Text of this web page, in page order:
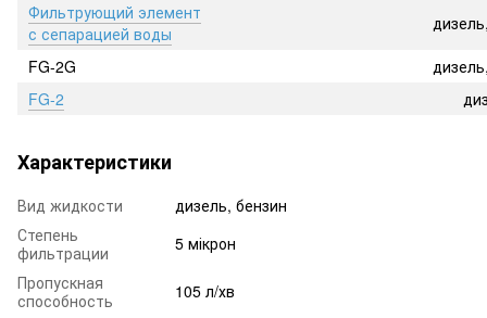
Фильтрующий элемент
с сепарацией воды
FG-2G
FG-2
Характеристики
Вид жидкости
дизель, бензин
Степень
фильтрации
5 мікрон
Пропускная
способность
105 л/хв